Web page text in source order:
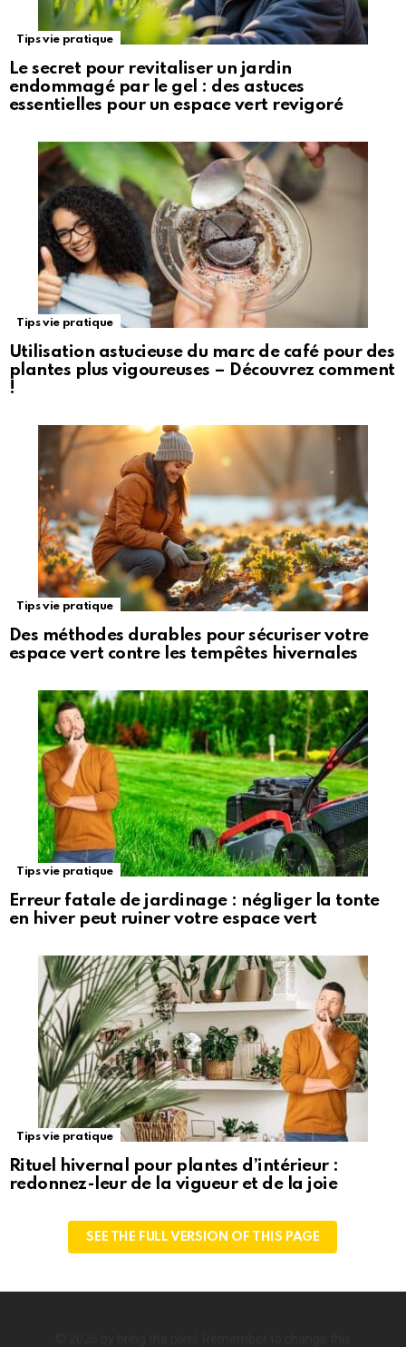
Tips vie pratique
Le secret pour revitaliser un jardin
endommagé par le gel : des astuces
essentielles pour un espace vert revigoré
Tips vie pratique
Utilisation astucieuse du marc de café pour des
plantes plus vigoureuses – Découvrez comment
!
Tips vie pratique
Des méthodes durables pour sécuriser votre
espace vert contre les tempêtes hivernales
Tips vie pratique
Erreur fatale de jardinage : négliger la tonte
en hiver peut ruiner votre espace vert
Tips vie pratique
Rituel hivernal pour plantes d’intérieur :
redonnez-leur de la vigueur et de la joie
SEE THE FULL VERSION OF THIS PAGE